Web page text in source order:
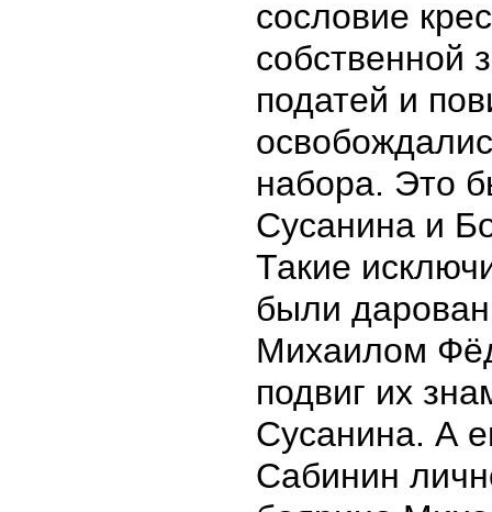
сословие
собственной
податей и
набора. Это
Сусанина и
Такие
были
Михаилом
подвиг их
Сусанина. А
Сабинин